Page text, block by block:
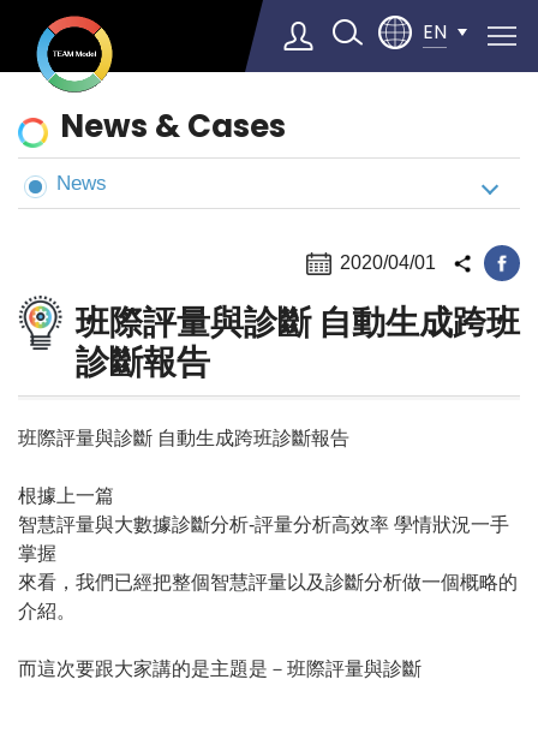
EN
▼
News
&
Cases
News & Cases
News
2020/04/01
班際評量與診斷 自動生成跨班
診斷報告
班際評量與診斷 自動生成跨班診斷報告
根據上一篇
智慧評量與大數據診斷分析-評量分析高效率 學情狀況一手
掌握
來看，我們已經把整個智慧評量以及診斷分析做一個概略的
介紹。
而這次要跟大家講的是主題是－班際評量與診斷